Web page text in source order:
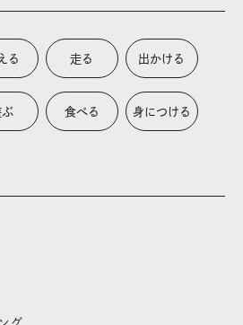
る 走る 出かける
食べる 身につける